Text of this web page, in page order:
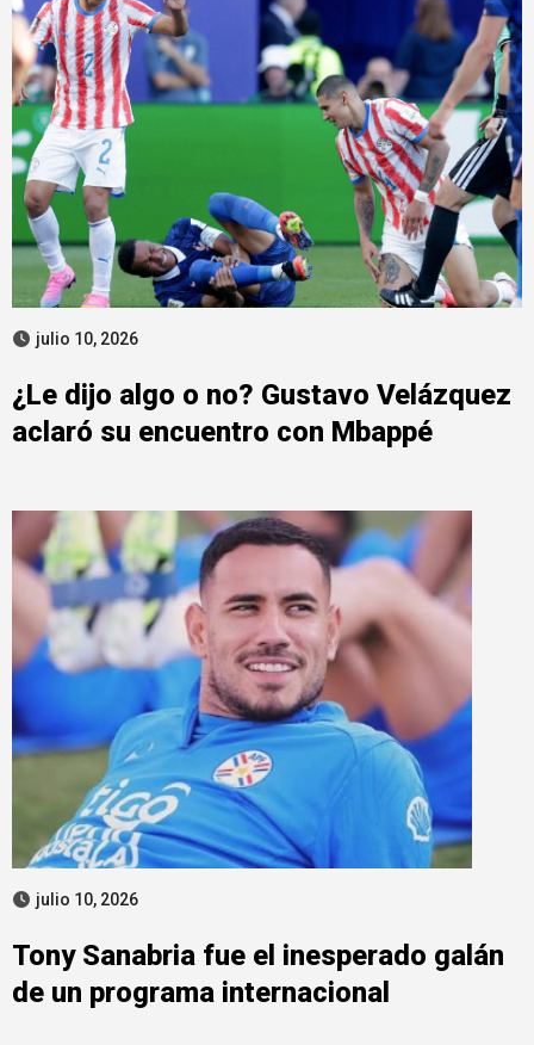
julio 10, 2026
¿Le dijo algo o no? Gustavo Velázquez
aclaró su encuentro con Mbappé
julio 10, 2026
Tony Sanabria fue el inesperado galán
de un programa internacional